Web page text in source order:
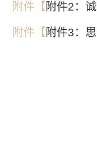
附件【 附件2：
附件【 附件3：